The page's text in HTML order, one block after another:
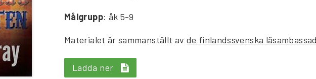
Målgrupp: åk 5-9
Materialet är sammanställt av de finlandssvenska
Ladda ner